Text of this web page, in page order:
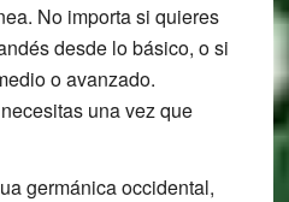
No importa si quieres
desde lo básico, o si
o avanzado.
una vez que
germánica occidental,